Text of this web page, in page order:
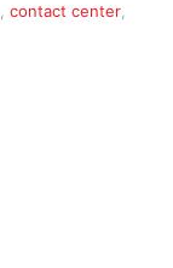
, contact center,